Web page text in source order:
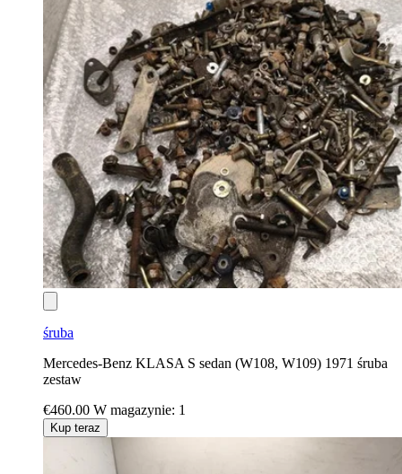
śruba
Mercedes-Benz KLASA S sedan (W108, W109) 1971 śruba
zestaw
€460.00 W magazynie: 1
Kup teraz